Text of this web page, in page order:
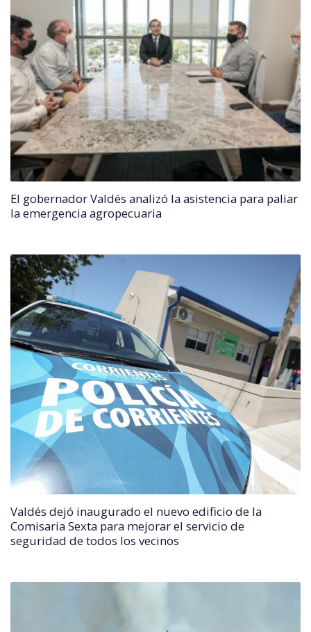
El gobernador Valdés analizó la asistencia para paliar
la emergencia agropecuaria
Valdés dejó inaugurado el nuevo edificio de la
Comisaria Sexta para mejorar el servicio de
seguridad de todos los vecinos